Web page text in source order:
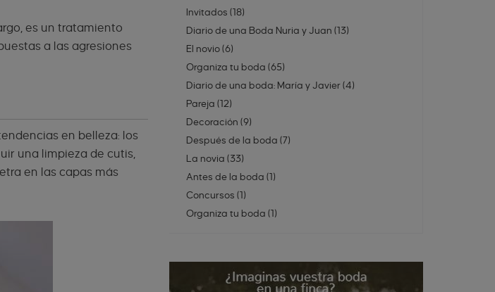
es un tratamiento
a las agresiones
en belleza: los
una limpieza de cutis,
en las capas más
Invitados (18)
Diario de una Boda Nuria y Juan (13)
El novio(6)
Organiza tu boda (65)
Diario de una boda: María y Javier(4)
Pareja (12)
Decoración (9)
Después de la boda (7)
La novia (33)
Antes de la boda (1)
Concursos (1)
Organiza tu boda (1)